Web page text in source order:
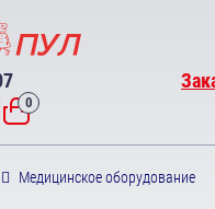
0
Медицинское оборудование